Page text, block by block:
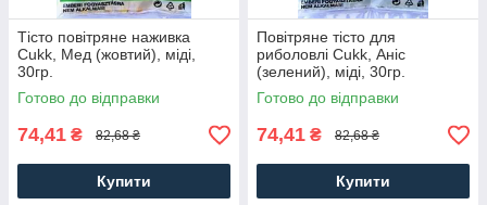
Тісто повітряне наживка
Cukk, Мед (жовтий), міді,
30гр.
Готово до відправки
74,41 ₴ 82,68 ₴
Купити
Повітряне тісто для
риболовлі Cukk, Аніс
(зелений), міді, 30гр.
Готово до відправки
74,41 ₴ 82,68 ₴
Купити